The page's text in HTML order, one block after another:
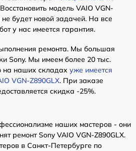
модель VAIO VGN-
будет новой задачей. На все
у нас имеется гарантия.
ремонта. Мы большая
Sony. Мы имеем более 20 тыс.
на наших складах уже имеется
VGN-Z890GLX. При заказе
скидка -25%.
наших мастеров - они
ремонт Sony VAIO VGN-Z890GLX.
в Санкт-Петербурге по